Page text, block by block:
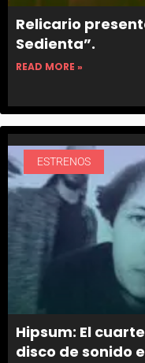
Relicario
Sedienta”.
READ MORE »
ESTRENOS
Hipsum: El
disco de sonido